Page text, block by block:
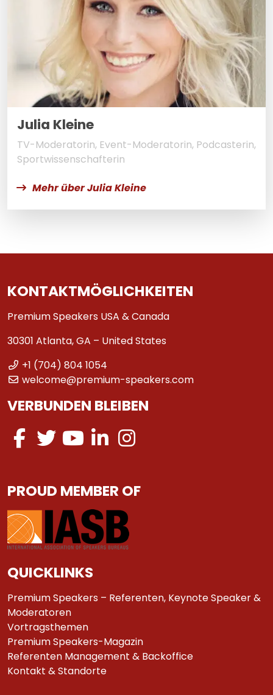
Julia Kleine
TV-Moderatorin, Event-Moderatorin, Podcasterin,
Sportwissenschafterin
Mehr über Julia Kleine
KONTAKTMÖGLICHKEITEN
Premium Speakers USA & Canada
30301 Atlanta, GA – United States
+1 (704) 804 1054
welcome@premium-speakers.com
VERBUNDEN BLEIBEN
PROUD MEMBER OF
QUICKLINKS
Premium Speakers – Referenten, Keynote Speaker &
Moderatoren
Vortragsthemen
Premium Speakers-Magazin
Referenten Management & Backoffice
Kontakt & Standorte